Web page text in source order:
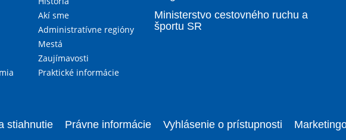
Akí sme
Administratívne regióny
Mestá
Zaujímavosti
Praktické informácie
Ministerstvo cestovného ruchu a
športu SR
stiahnutie Právne informácie Vyhlásenie o prístupnosti